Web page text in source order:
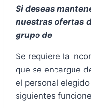
Si deseas
nuestras ofertas
grupo de
Se requiere la
que se encargue
el personal
siguientes